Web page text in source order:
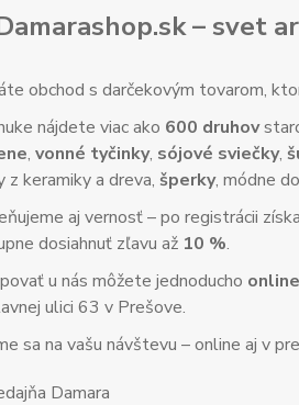
– svet
obchod s darčekovým tovarom,
nájdete viac ako 600 druhov
, vonné tyčinky, sójové sviečky,
z keramiky a dreva, šperky, módne
aj vernosť – po registrácii
dosiahnuť zľavu až 10 %.
u nás môžete jednoducho online
ulici 63 v Prešove.
sa na vašu návštevu – online aj v